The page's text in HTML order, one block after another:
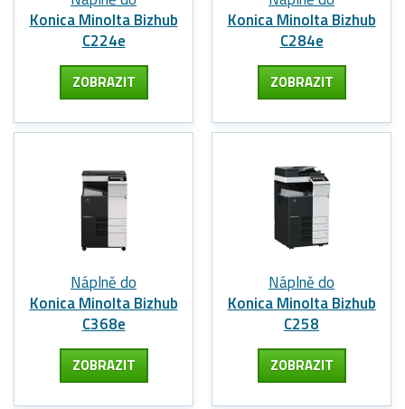
Konica Minolta Bizhub
C224e
ZOBRAZIT
Konica Minolta Bizhub
C284e
ZOBRAZIT
Náplně do
Konica Minolta Bizhub
C368e
ZOBRAZIT
Náplně do
Konica Minolta Bizhub
C258
ZOBRAZIT